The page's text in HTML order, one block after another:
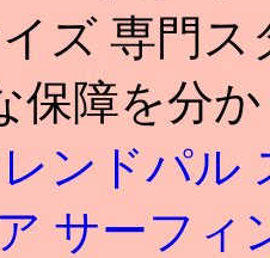
ズ 専門
保障を分
ンドパル
サーフィ